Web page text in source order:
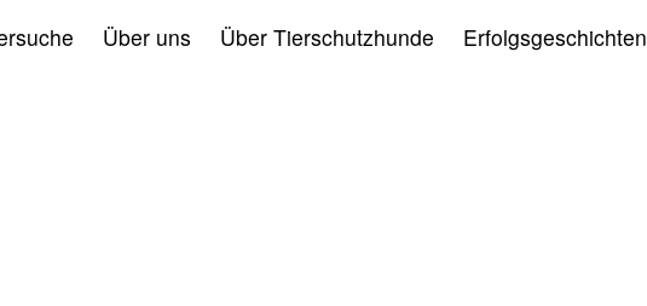
Über uns Über Tierschutzhunde Erfolgsgeschichten